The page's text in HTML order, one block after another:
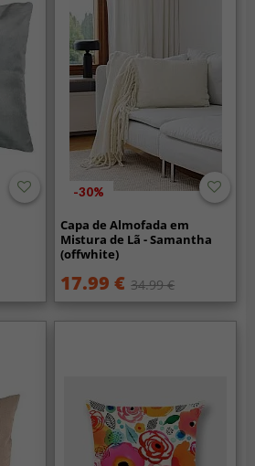
-30%
Capa de Almofada em
Mistura de Lã - Samantha
(offwhite)
17.99 € 34.99 €